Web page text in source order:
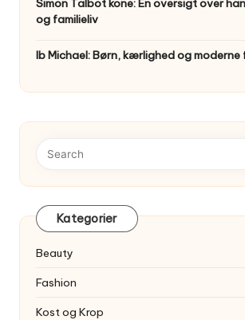
Simon Talbot kone: En oversigt over
og familieliv
Ib Michael: Børn, kærlighed og moderne
Kategorier
Beauty
Fashion
Kost og Krop